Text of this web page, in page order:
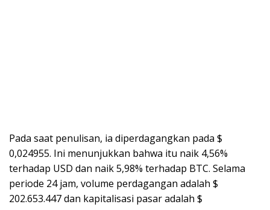
Pada saat penulisan, ia diperdagangkan pada $
0,024955. Ini menunjukkan bahwa itu naik 4,56%
terhadap USD dan naik 5,98% terhadap BTC. Selama
periode 24 jam, volume perdagangan adalah $
202.653.447 dan kapitalisasi pasar adalah $